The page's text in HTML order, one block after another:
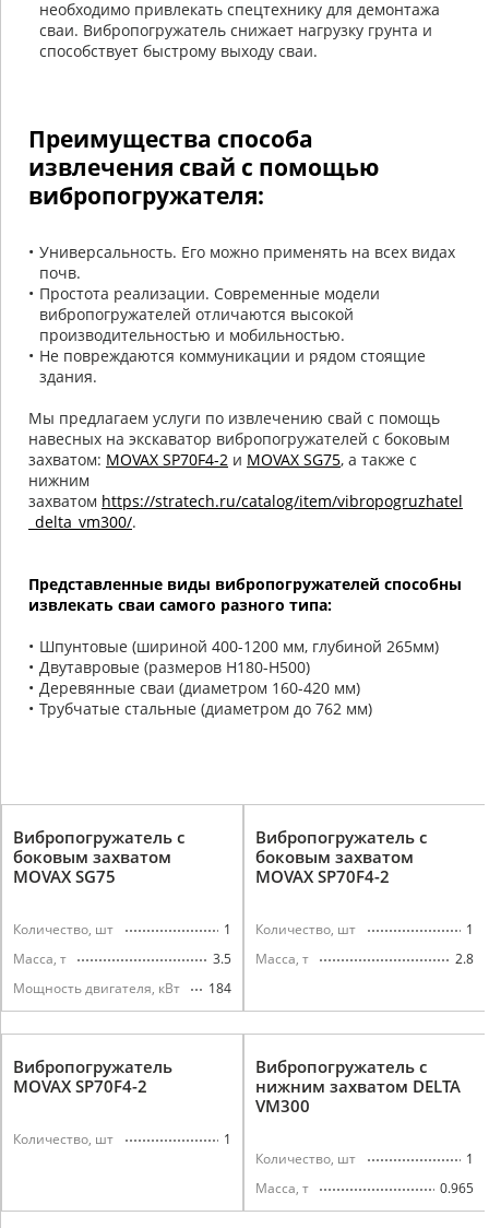
необходимо привлекать спецтехнику для демонтажа
сваи. Вибропогружатель снижает нагрузку грунта и
способствует быстрому выходу сваи.
Преимущества способа
извлечения свай с помощью
вибропогружателя:
Универсальность. Его можно применять на всех видах
почв.
Простота реализации. Современные модели
вибропогружателей отличаются высокой
производительностью и мобильностью.
Не повреждаются коммуникации и рядом стоящие
здания.
Мы предлагаем услуги по извлечению свай с помощь
навесных на экскаватор вибропогружателей с боковым
захватом: MOVAX SP70F4-2 и MOVAX SG75, а также с
нижним
захватом https://stratech.ru/catalog/item/vibropogruzhatel
_delta_vm300/.
Представленные виды вибропогружателей способны
извлекать сваи самого разного типа:
Шпунтовые (шириной 400-1200 мм, глубиной 265мм)
Двутавровые (размеров H180-H500)
Деревянные сваи (диаметром 160-420 мм)
Трубчатые стальные (диаметром до 762 мм)
Вибропогружатель с
боковым захватом
MOVAX SG75
Количество, шт
1
Масса, т
3.5
Мощность двигателя, кВт
184
Вибропогружатель с
боковым захватом
MOVAX SP70F4-2
Количество, шт
1
Масса, т
2.8
Вибропогружатель
MOVAX SP70F4-2
Количество, шт 1
Вибропогружатель с
нижним захватом DELTA
VM300
Количество, шт
1
Масса, т
0.965